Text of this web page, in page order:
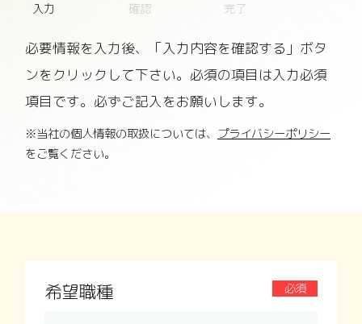
入力 確認 完了
必要情報を入力後、「入力内容を確認する」ボタ
ンをクリックして下さい。必須の項目は入力必須
項目です。必ずご記入をお願いします。
※当社の個人情報の取扱については、 プライバシーポリシー
をご覧ください。
希望職種 必須